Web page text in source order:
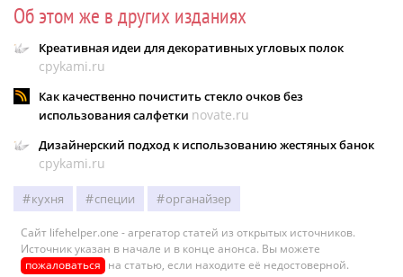
Об этом же в других изданиях
Креативная идеи для декоративных угловых полок
cpykami.ru
Как качественно почистить стекло очков без
использования салфетки novate.ru
Дизайнерский подход к использованию жестяных банок
cpykami.ru
кухня специи органайзер
Сайт lifehelper.one - агрегатор статей из открытых источников.
Источник указан в начале и в конце анонса. Вы можете
пожаловаться на статью, если находите её недостоверной.